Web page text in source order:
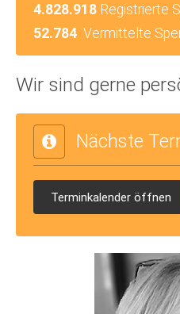
4.828.918 Registrierte
52.784 Vermittelte
Wir sind gerne
Nächste
Terminkalender öffnen